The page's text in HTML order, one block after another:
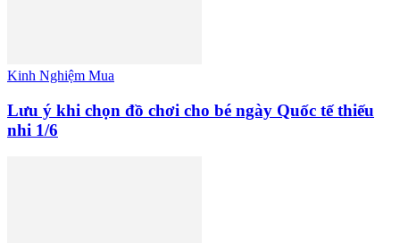
Kinh Nghiệm Mua
Lưu ý khi chọn đồ chơi cho bé ngày Quốc tế thiếu
nhi 1/6